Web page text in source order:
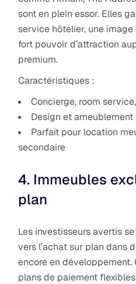
sont en plein essor. Elles
service hôtelier, une
fort pouvoir d’attraction
premium.
Caractéristiques :
Concierge, room
Design et
Parfait pour location
secondaire
4. Immeubles
plan
Les investisseurs avertis
vers l’achat sur plan dans
encore en
plans de paiement